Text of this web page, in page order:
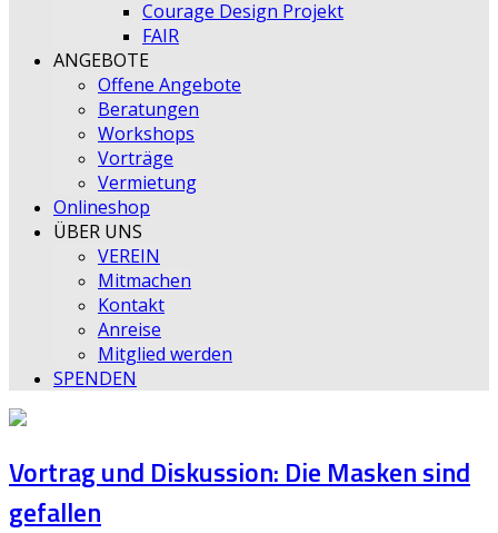
Courage Design Projekt
FAIR
ANGEBOTE
Offene Angebote
Beratungen
Workshops
Vorträge
Vermietung
Onlineshop
ÜBER UNS
VEREIN
Mitmachen
Kontakt
Anreise
Mitglied werden
SPENDEN
Vortrag und Diskussion: Die Masken sind
gefallen